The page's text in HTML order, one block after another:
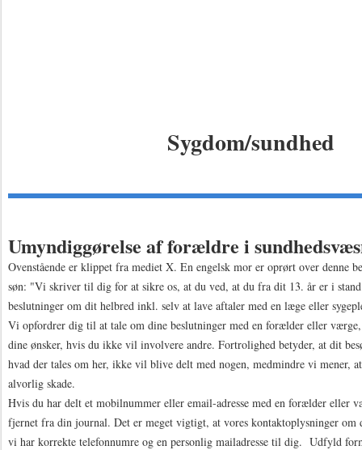
Sygdom/sundhed
Umyndiggørelse af forældre i
Ovenstående er klippet fra mediet X. En engelsk mor er oprørt over denne
søn: "Vi skriver til dig for at sikre os, at du ved, at du fra dit 13. år er i
beslutninger om dit helbred inkl. selv at lave aftaler med en læge eller
Vi opfordrer dig til at tale om dine beslutninger med en forælder eller
dine ønsker, hvis du ikke vil involvere andre. Fortrolighed betyder, at dit
hvad der tales om her, ikke vil blive delt med nogen, medmindre vi mener,
alvorlig skade.
Hvis du har delt et mobilnummer eller email-adresse med en forælder eller
fjernet fra din journal. Det er meget vigtigt, at vores kontaktoplysninger om
vi har korrekte telefonnumre og en personlig mailadresse til dig. Udfyld